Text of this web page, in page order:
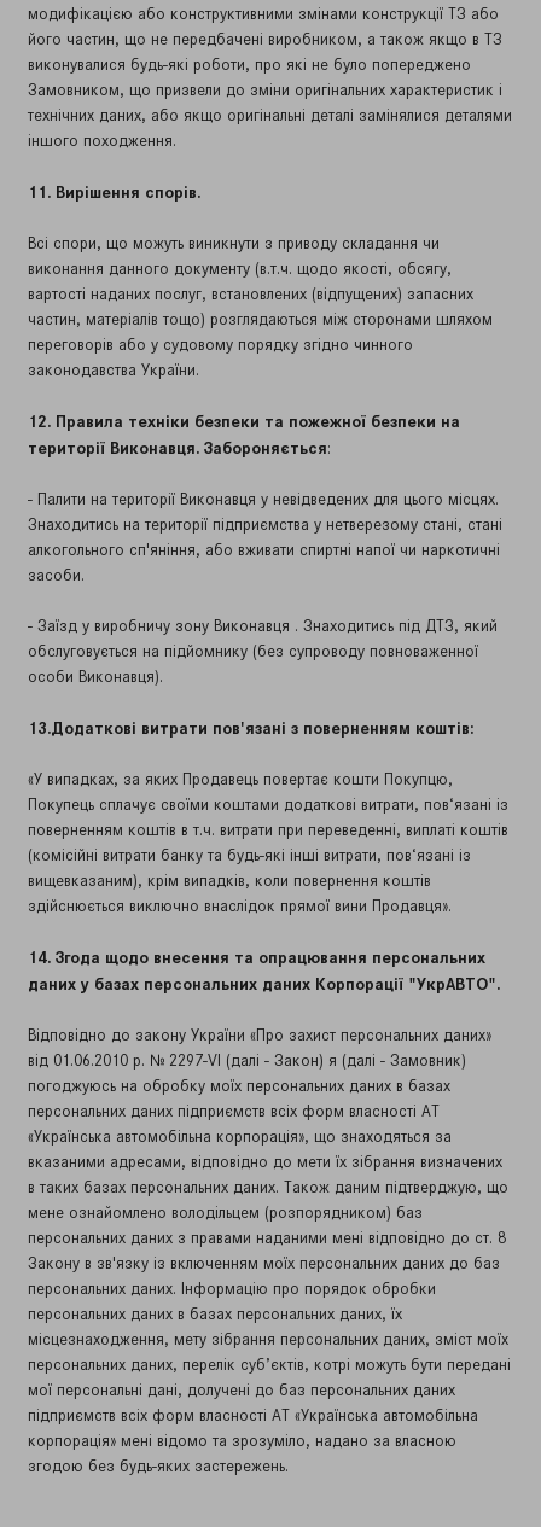
модифікацією або конструктивними змінами конструкції ТЗ або
його частин, що не передбачені виробником, а також якщо в ТЗ
виконувалися будь-які роботи, про які не було попереджено
Замовником, що призвели до зміни оригінальних характеристик і
технічних даних, або якщо оригінальні деталі замінялися деталями
іншого походження.
11. Вирішення спорів.
Всі спори, що можуть виникнути з приводу складання чи
виконання данного документу (в.т.ч. щодо якості, обсягу,
вартості наданих послуг, встановлених (відпущених) запасних
частин, матеріалів тощо) розглядаються між сторонами шляхом
переговорів або у судовому порядку згідно чинного
законодавства України.
12. Правила техніки безпеки та пожежної безпеки на
території Виконавця. Забороняється:
- Палити на території Виконавця у невідведених для цього місцях.
Знаходитись на території підприємства у нетверезому стані, стані
алкогольного сп'яніння, або вживати спиртні напої чи наркотичні
засоби.
- Заїзд у виробничу зону Виконавця . Знаходитись під ДТЗ, який
обслуговується на підйомнику (без супроводу повноваженної
особи Виконавця).
13.Додаткові витрати пов'язані з поверненням коштів:
«У випадках, за яких Продавець повертає кошти Покупцю,
Покупець сплачує своїми коштами додаткові витрати, пов‘язані із
поверненням коштів в т.ч. витрати при переведенні, виплаті коштів
(комісійні витрати банку та будь-які інші витрати, пов‘язані із
вищевказаним), крім випадків, коли повернення коштів
здійснюється виключно внаслідок прямої вини Продавця».
14. Згода щодо внесення та опрацювання персональних
даних у базах персональних даних Корпорації "УкрАВТО".
Відповідно до закону України «Про захист персональних даних»
від 01.06.2010 р. № 2297-VI (далі - Закон) я (далі - Замовник)
погоджуюсь на обробку моїх персональних даних в базах
персональних даних підприємств всіх форм власності АТ
«Українська автомобільна корпорація», що знаходяться за
вказаними адресами, відповідно до мети їх зібрання визначених
в таких базах персональних даних. Також даним підтверджую, що
мене ознайомлено володільцем (розпорядником) баз
персональних даних з правами наданими мені відповідно до ст. 8
Закону в зв'язку із включенням моїх персональних даних до баз
персональних даних. Інформацію про порядок обробки
персональних даних в базах персональних даних, їх
місцезнаходження, мету зібрання персональних даних, зміст моїх
персональних даних, перелік суб’єктів, котрі можуть бути передані
мої персональні дані, долучені до баз персональних даних
підприємств всіх форм власності АТ «Українська автомобільна
корпорація» мені відомо та зрозуміло, надано за власною
згодою без будь-яких застережень.